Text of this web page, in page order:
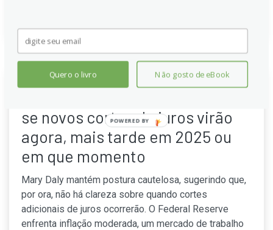
se novos cortes de juros virão
agora, mais tarde em 2025 ou
em que momento
Mary Daly mantém postura cautelosa, sugerindo que,
por ora, não há clareza sobre quando cortes
adicionais de juros ocorrerão. O Federal Reserve
enfrenta inflação moderada, um mercado de trabalho
Quero o livro Não gosto de eBook
POWERED BY